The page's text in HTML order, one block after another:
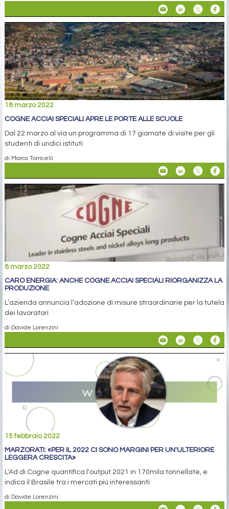
18 marzo 2022
COGNE ACCIAI SPECIALI APRE LE PORTE ALLE SCUOLE
Dal 22 marzo al via un programma di 17 giornate di visite per gli
studenti di undici istituti
di Marco Torricelli
8 marzo 2022
CARO ENERGIA: ANCHE COGNE ACCIAI SPECIALI RIORGANIZZA LA
PRODUZIONE
L’azienda annuncia l’adozione di misure straordinarie per la tutela
dei lavoratori
di Davide Lorenzini
15 febbraio 2022
MARZORATI: «PER IL 2022 CI SONO MARGINI PER UN'ULTERIORE
LEGGERA CRESCITA»
L'Ad di Cogne quantifica l'output 2021 in 170mila tonnellate, e
indica il Brasile tra i mercati più interessanti
di Davide Lorenzini